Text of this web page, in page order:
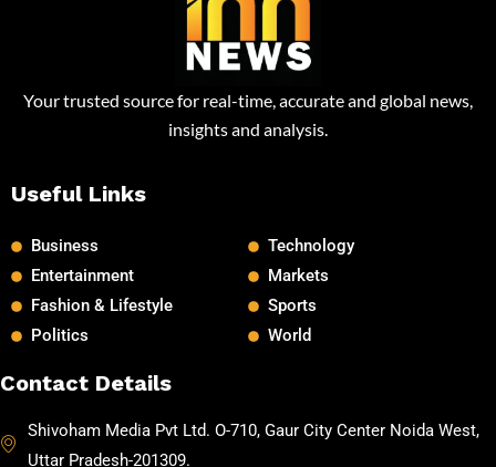
Your trusted source for real-time, accurate and global news,
insights and analysis.
Useful Links
Business
Entertainment
Fashion & Lifestyle
Politics
Technology
Markets
Sports
World
Contact Details
Shivoham Media Pvt Ltd. O-710, Gaur City Center Noida West,
Uttar Pradesh-201309.